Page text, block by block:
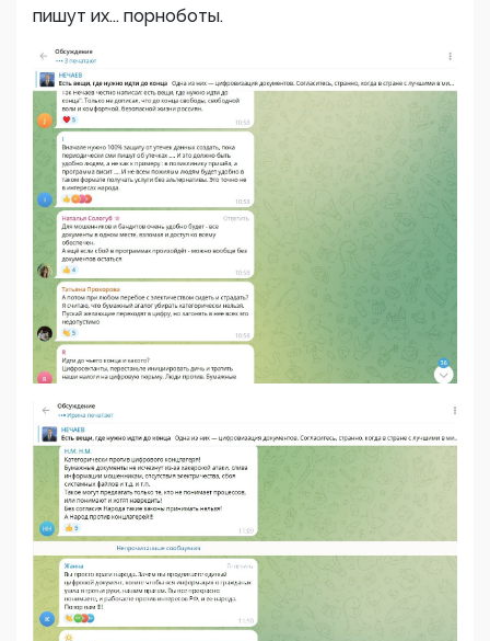
пишут их... порноботы.